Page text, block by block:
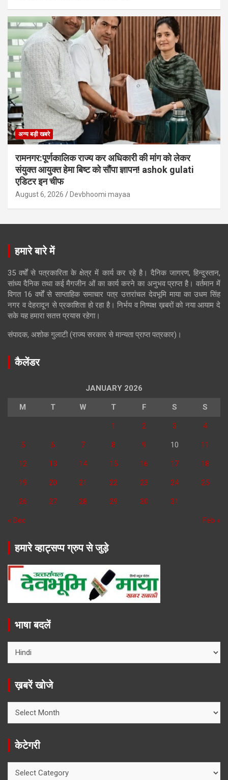
अन्य बड़ी खबरे
रामनगर:पूर्णकालिक राज्य कर अधिकारी की मांग को लेकर
संयुक्त आयुक्त हेमा बिष्ट को सौंपा ज्ञापन! ashok gulati
एडिटर इन चीफ
August 6, 2026 Devbhoomi mayaa
हमारे बारे में
35 वर्षों से पत्रकारिता के क्षेत्र में कार्य कर रहे है। दैनिक जागरण, हिन्दुस्तान,
सांध्य दैनिक तथा कई मैगजीन ओं का कार्य करने का अनुभव प्राप्त है। वर्तमान में
विगत 16 वर्षों से साप्ताहिक समाचार पत्र उत्तरांचल देवभूमि माया का उधम सिंह
नगर व देहरादून से प्रकाशिता हो रहा है। निर्भय व निष्पक्ष ख़बरों को नया आयाम दे
सके यह हमारा सतत्त प्रयास रहेगा।
संपादक, अशोक गुलाटी (राज्य सरकार से मान्यता प्राप्त पत्रकार)।
कैलेंडर
JANUARY 2026
M T W T F S S
1 2 3 4
5 6 7 8 9 10 11
12 13 14 15 16 17 18
19 20 21 22 23 24 25
26 27 28 29 30 31
« Dec Feb »
हमारे व्हाट्सप्प ग्रुप से जुड़े
भाषा बदलें
ख़बरें खोजे
खोजे
केटेगरी